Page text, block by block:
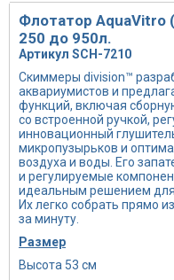
Флотатор AquaVitro
250 до 950л.
Артикул SCH-7210
Скиммеры division™
аквариумистов и
функций, включая
со встроенной ручкой,
инновационный
микропузырьков и
воздуха и воды. Его
и регулируемые
идеальным решением
Их легко собрать прямо
за минуту.
Размер
Высота 53 см